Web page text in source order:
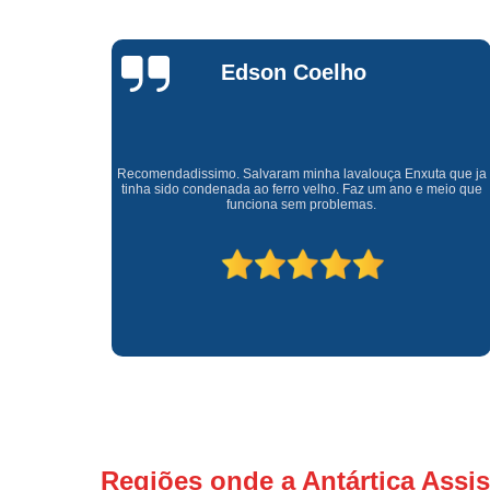
Waldirene
Monteiro
Uma empresa á 41 anos no mercado que sempre valoriza o
cliente ótimo atendimento com garantia de todos o serviços.
Regiões onde a Antártica